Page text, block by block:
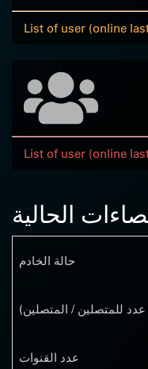
List of user (online
List of user (online
الحالية
حالة الخادم
عدد القنوات